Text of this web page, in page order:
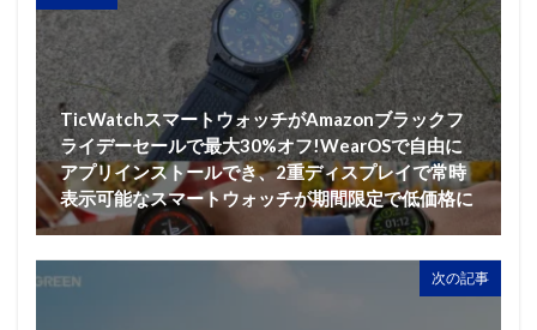
TicWatchスマートウォッチがAmazonブラックフ
ライデーセールで最大30%オフ!WearOSで自由に
アプリインストールでき、2重ディスプレイで常時
表示可能なスマートウォッチが期間限定で低価格に
次の記事